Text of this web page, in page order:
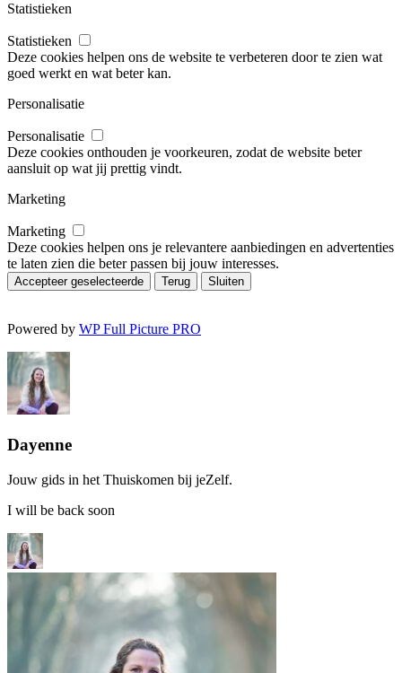
Statistieken
Statistieken
Deze cookies helpen ons de website te verbeteren door te zien wat
goed werkt en wat beter kan.
Personalisatie
Personalisatie
Deze cookies onthouden je voorkeuren, zodat de website beter
aansluit op wat jij prettig vindt.
Marketing
Marketing
Deze cookies helpen ons je relevantere aanbiedingen en advertenties
te laten zien die beter passen bij jouw interesses.
Accepteer geselecteerde Terug Sluiten
Powered by WP Full Picture PRO
Dayenne
Jouw gids in het Thuiskomen bij jeZelf.
I will be back soon